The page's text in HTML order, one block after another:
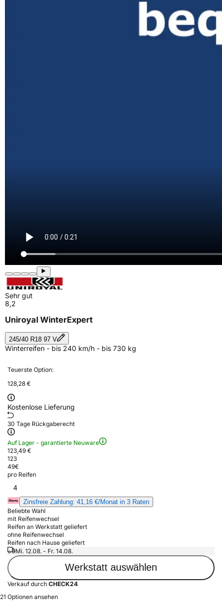
Sehr gut
8,2
Uniroyal WinterExpert
245/40 R18 97 V
Winterreifen - bis 240 km/h - bis 730 kg
Teuerste Option:
128,28 €
Kostenlose Lieferung
30 Tage Rückgaberecht
Auf Lager - garantierte Neuware
123,49 €
123
49€
pro Reifen
4
Zinsfreie Zahlung: 41,16 €/Monat in 3 Raten
Beliebte Wahl
mit Reifenwechsel
Reifen an Werkstatt geliefert
ohne Reifenwechsel
Reifen nach Hause geliefert
Mi. 12.08. - Fr. 14.08.
Werkstatt auswählen
Verkauf durch CHECK24
21 Optionen ansehen